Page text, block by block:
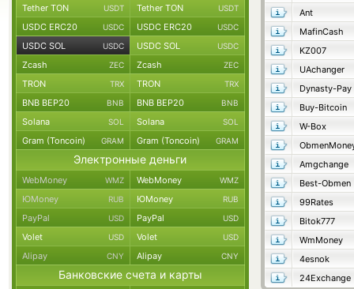
Ant
MafinCash
KZ007
UAchanger
Dynasty-Pay
Buy-Bitcoin
W-Box
Amgchange
Best-Obmen
99Rates
Bitok777
WmMoney
4esnok
24Exchange
Tether TON USDT Tether TON USDT
USDC ERC20 USDC USDC ERC20 USDC
USDC SOL USDC USDC SOL USDC
Zcash ZEC Zcash ZEC
TRON TRX TRON TRX
BNB BEP20 BNB BNB BEP20 BNB
Solana SOL Solana SOL
Gram (Toncoin) GRAM Gram (Toncoin) GRAM
Электронные деньги
WebMoney WMZ WebMoney WMZ
ЮMoney RUB ЮMoney RUB
PayPal USD PayPal USD
Volet USD Volet USD
Alipay CNY Alipay CNY
Банковские счета и карты